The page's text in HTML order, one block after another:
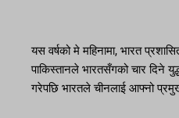
यस वर्षको मे महिनामा, भारत
पाकिस्तानले भारतसँगको चार दिने
गरेपछि भारतले चीनलाई आफ्नो